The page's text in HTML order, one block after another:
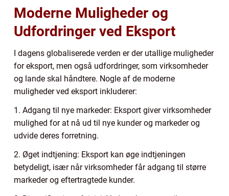
Moderne Muligheder og
Udfordringer ved Eksport
I dagens globaliserede verden er der utallige muligheder
for eksport, men også udfordringer, som virksomheder
og lande skal håndtere. Nogle af de moderne
muligheder ved eksport inkluderer:
1. Adgang til nye markeder: Eksport giver virksomheder
mulighed for at nå ud til nye kunder og markeder og
udvide deres forretning.
2. Øget indtjening: Eksport kan øge indtjeningen
betydeligt, især når virksomheder får adgang til større
markeder og eftertragtede kunder.